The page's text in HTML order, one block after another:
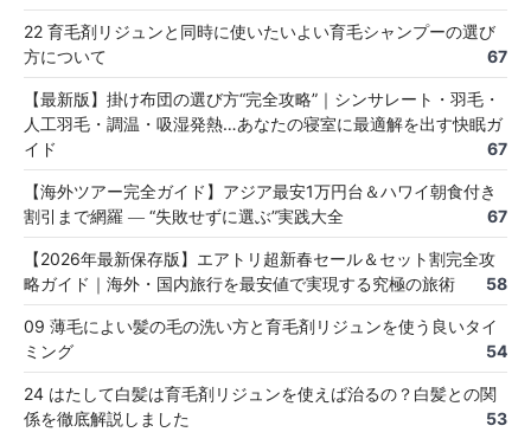
22 育毛剤リジュンと同時に使いたいよい育毛シャンプーの選び
方について
67
【最新版】掛け布団の選び方“完全攻略”｜シンサレート・羽毛・
人工羽毛・調温・吸湿発熱…あなたの寝室に最適解を出す快眠ガ
イド
67
【海外ツアー完全ガイド】アジア最安1万円台＆ハワイ朝食付き
割引まで網羅 ― “失敗せずに選ぶ”実践大全
67
【2026年最新保存版】エアトリ超新春セール＆セット割完全攻
略ガイド｜海外・国内旅行を最安値で実現する究極の旅術
58
09 薄毛によい髪の毛の洗い方と育毛剤リジュンを使う良いタイ
ミング
54
24 はたして白髪は育毛剤リジュンを使えば治るの？白髪との関
係を徹底解説しました
53